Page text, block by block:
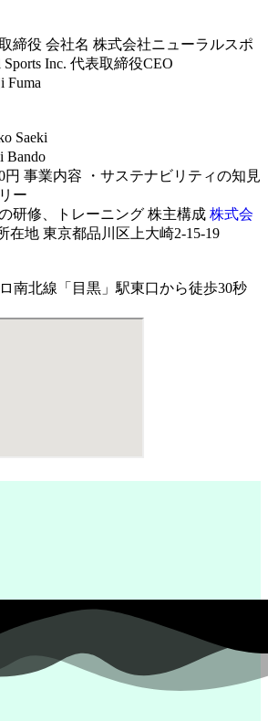
締役 会社名 株式会社ニューラルスポ
Sports Inc. 代表取締役CEO
Saeki
円 事業内容
・サステナビリティの知見
ー
研修、トレーニング 株主構成 株式会
在地 東京都品川区上大崎2-15-19
南北線「目黒」駅東口から徒歩30秒